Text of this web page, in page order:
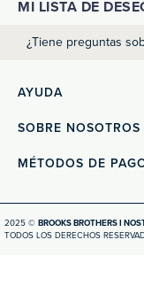
MI LISTA DE
¿Tiene preguntas
AYUDA
SOBRE NOSOTROS
MÉTODOS DE
2025 © BROOKS BROTHERS I
TODOS LOS DERECHOS